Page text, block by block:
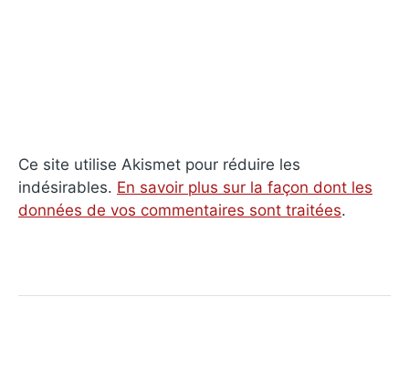
Ce site utilise Akismet pour réduire les
indésirables. En savoir plus sur la façon dont les
données de vos commentaires sont traitées.